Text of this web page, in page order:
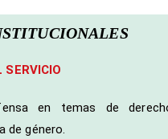
SERVICIO
en temas de
de género.